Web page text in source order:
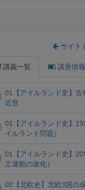
サイト
講義一覧 講座情報
01【アイルランド史】古
近世
01【アイルランド史】19
イルランド問題）
01【アイルランド史】20
立運動の激化）
02【北欧史】北欧3国の